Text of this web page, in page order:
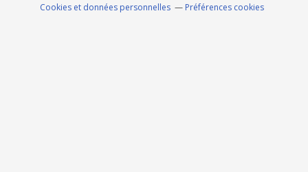
Cookies et données personnelles Préférences cookies